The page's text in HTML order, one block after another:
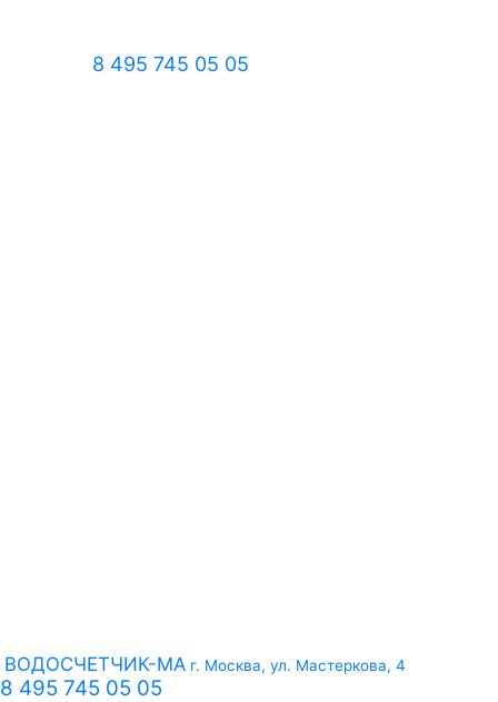
ВОДОСЧЕТЧИК-МА г. Москва, ул. Мастеркова, 4
8 495 745 05 05
8 495 745 05 05